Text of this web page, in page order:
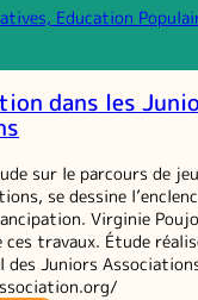
d’intervention
Prévention
Spécialisée
Education
dans les
sur le parcours de
se dessine
Virginie
travaux. Étude
des Juniors